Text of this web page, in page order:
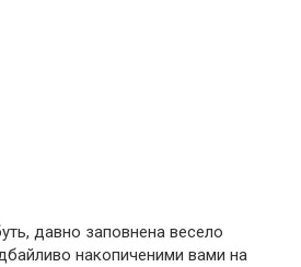
давно заповнена весело
накопиченими вами на